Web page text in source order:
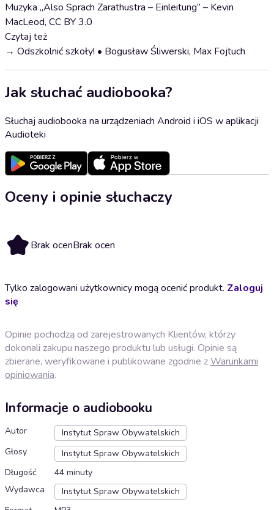
Muzyka „Also Sprach Zarathustra – Einleitung” – Kevin
MacLeod, CC BY 3.0
Czytaj też
→ Odszkolnić szkoły! • Bogusław Śliwerski, Max Fojtuch
Jak słuchać audiobooka?
Słuchaj audiobooka na urządzeniach Android i iOS w aplikacji
Audioteki
Oceny i opinie słuchaczy
Brak ocenBrak ocen
Tylko zalogowani użytkownicy mogą ocenić produkt. Zaloguj
się
Opinie pochodzą od zarejestrowanych Klientów, którzy
dokonali zakupu naszego produktu lub usługi. Opinie są
zbierane, weryfikowane i publikowane zgodnie zWarunkami
opiniowania.
Informacje o audiobooku
Autor
Instytut Spraw Obywatelskich
Głosy
Instytut Spraw Obywatelskich
Długość
44 minuty
Wydawca
Instytut Spraw Obywatelskich